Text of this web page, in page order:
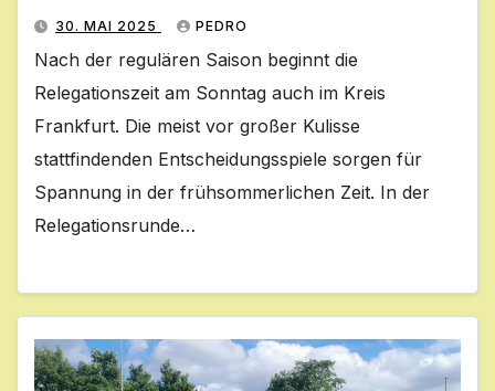
30. MAI 2025 PEDRO
Nach der regulären Saison beginnt die
Relegationszeit am Sonntag auch im Kreis
Frankfurt. Die meist vor großer Kulisse
stattfindenden Entscheidungsspiele sorgen für
Spannung in der frühsommerlichen Zeit. In der
Relegationsrunde…